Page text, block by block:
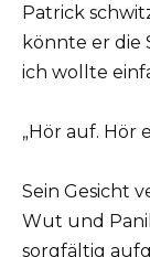
Patrick
könnte er die
ich wollte
„Hör auf. Hör
Sein Gesicht
Wut und
sorgfältig